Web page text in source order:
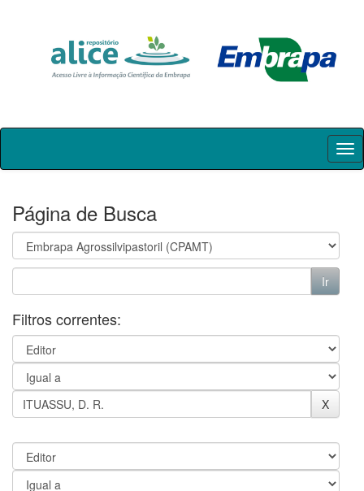
Skip
Página de Busca
Filtros correntes: